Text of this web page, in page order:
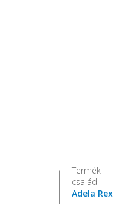
Termék
család
Adela Rex